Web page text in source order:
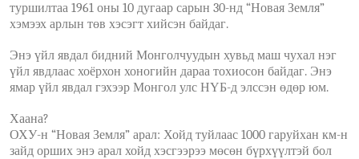
туршилтаа 1961 оны 10 дугаар сарын 30-нд “Новая Земля”
хэмээх арлын төв хэсэгт хийсэн байдаг.
Энэ үйл явдал бидний Монголчуудын хувьд маш чухал нэг
үйл явдлаас хоёрхон хоногийн дараа тохиосон байдаг. Энэ
ямар үйл явдал гэхээр Монгол улс НҮБ-д элссэн өдөр юм.
Хаана?
ОХУ-н “Новая Земля” арал: Хойд туйлаас 1000 гаруйхан км-н
зайд орших энэ арал хойд хэсгээрээ мөсөн бүрхүүлтэй бол